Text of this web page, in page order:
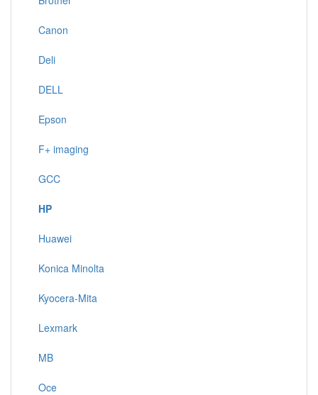
Canon
Deli
DELL
Epson
F+ imaging
GCC
HP
Huawei
Konica Minolta
Kyocera-Mita
Lexmark
MB
Oce